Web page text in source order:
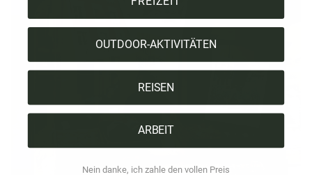
OUTDOOR-AKTIVITÄTEN
REISEN
ARBEIT
Nein danke, ich zahle den vollen Preis